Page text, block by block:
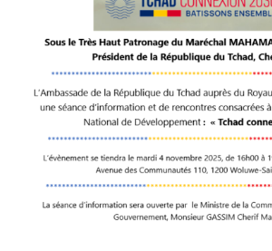
du
Tchad
de